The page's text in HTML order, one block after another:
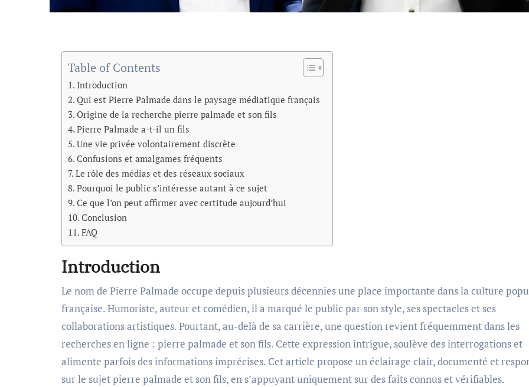
Table of Contents
Introduction
Qui est Pierre Palmade dans le paysage médiatique français
Origine de la recherche pierre palmade et son fils
Pierre Palmade a-t-il un fils
Une vie privée volontairement discrète
Confusions et amalgames fréquents
Le rôle des médias et des réseaux sociaux
Pourquoi le public s’intéresse autant à ce sujet
Ce que l’on peut affirmer avec certitude aujourd’hui
Conclusion
FAQ
Introduction
Le nom de Pierre Palmade occupe depuis plusieurs décennies une place importante dans la culture populaire
française. Humoriste, auteur et comédien, il a marqué le public par son style, ses spectacles et ses
collaborations artistiques. Pourtant, au-delà de sa carrière, une question revient fréquemment dans les
recherches en ligne : pierre palmade et son fils. Cette expression intrigue, soulève des interrogations et
alimente parfois des informations imprécises. Cet article propose un éclairage clair, documenté et
sur le sujet pierre palmade et son fils, en s’appuyant uniquement sur des faits connus et vérifiables.